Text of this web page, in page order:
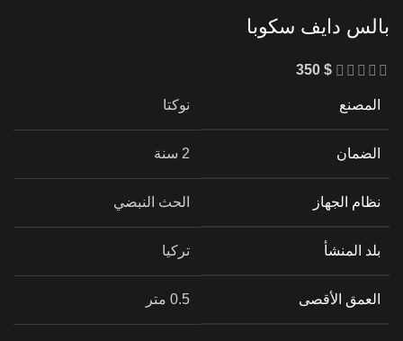
بالس دايف سكوبا
350 $
المصنع نوكتا
الضمان 2 سنة
نظام الجهاز الحث النبضي
بلد المنشأ تركيا
العمق الأقصى 0.5 متر